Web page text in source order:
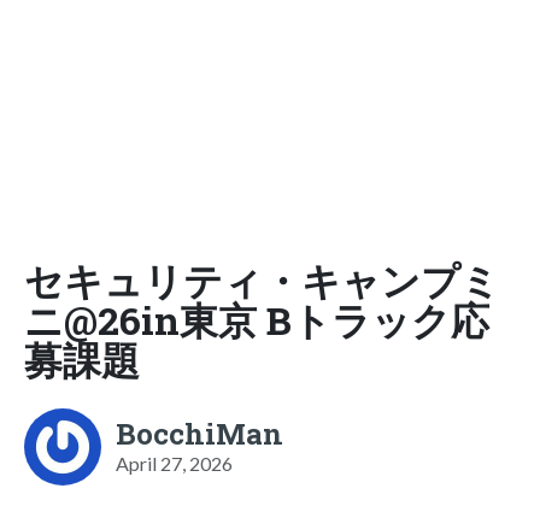
セキュリティ・キャンプミ
ニ@26in東京 Bトラック応
募課題
BocchiMan
April 27, 2026